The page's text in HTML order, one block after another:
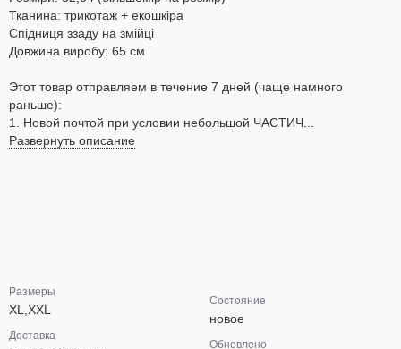
Тканина: трикотаж + екошкіра
Спідниця ззаду на змійці
Довжина виробу: 65 см
Этот товар отправляем в течение 7 дней (чаще намного
раньше):
1. Новой почтой при условии небольшой ЧАСТИЧ...
Развернуть описание
Размеры
XL,XXL
Доставка
Состояние
новое
Обновлено